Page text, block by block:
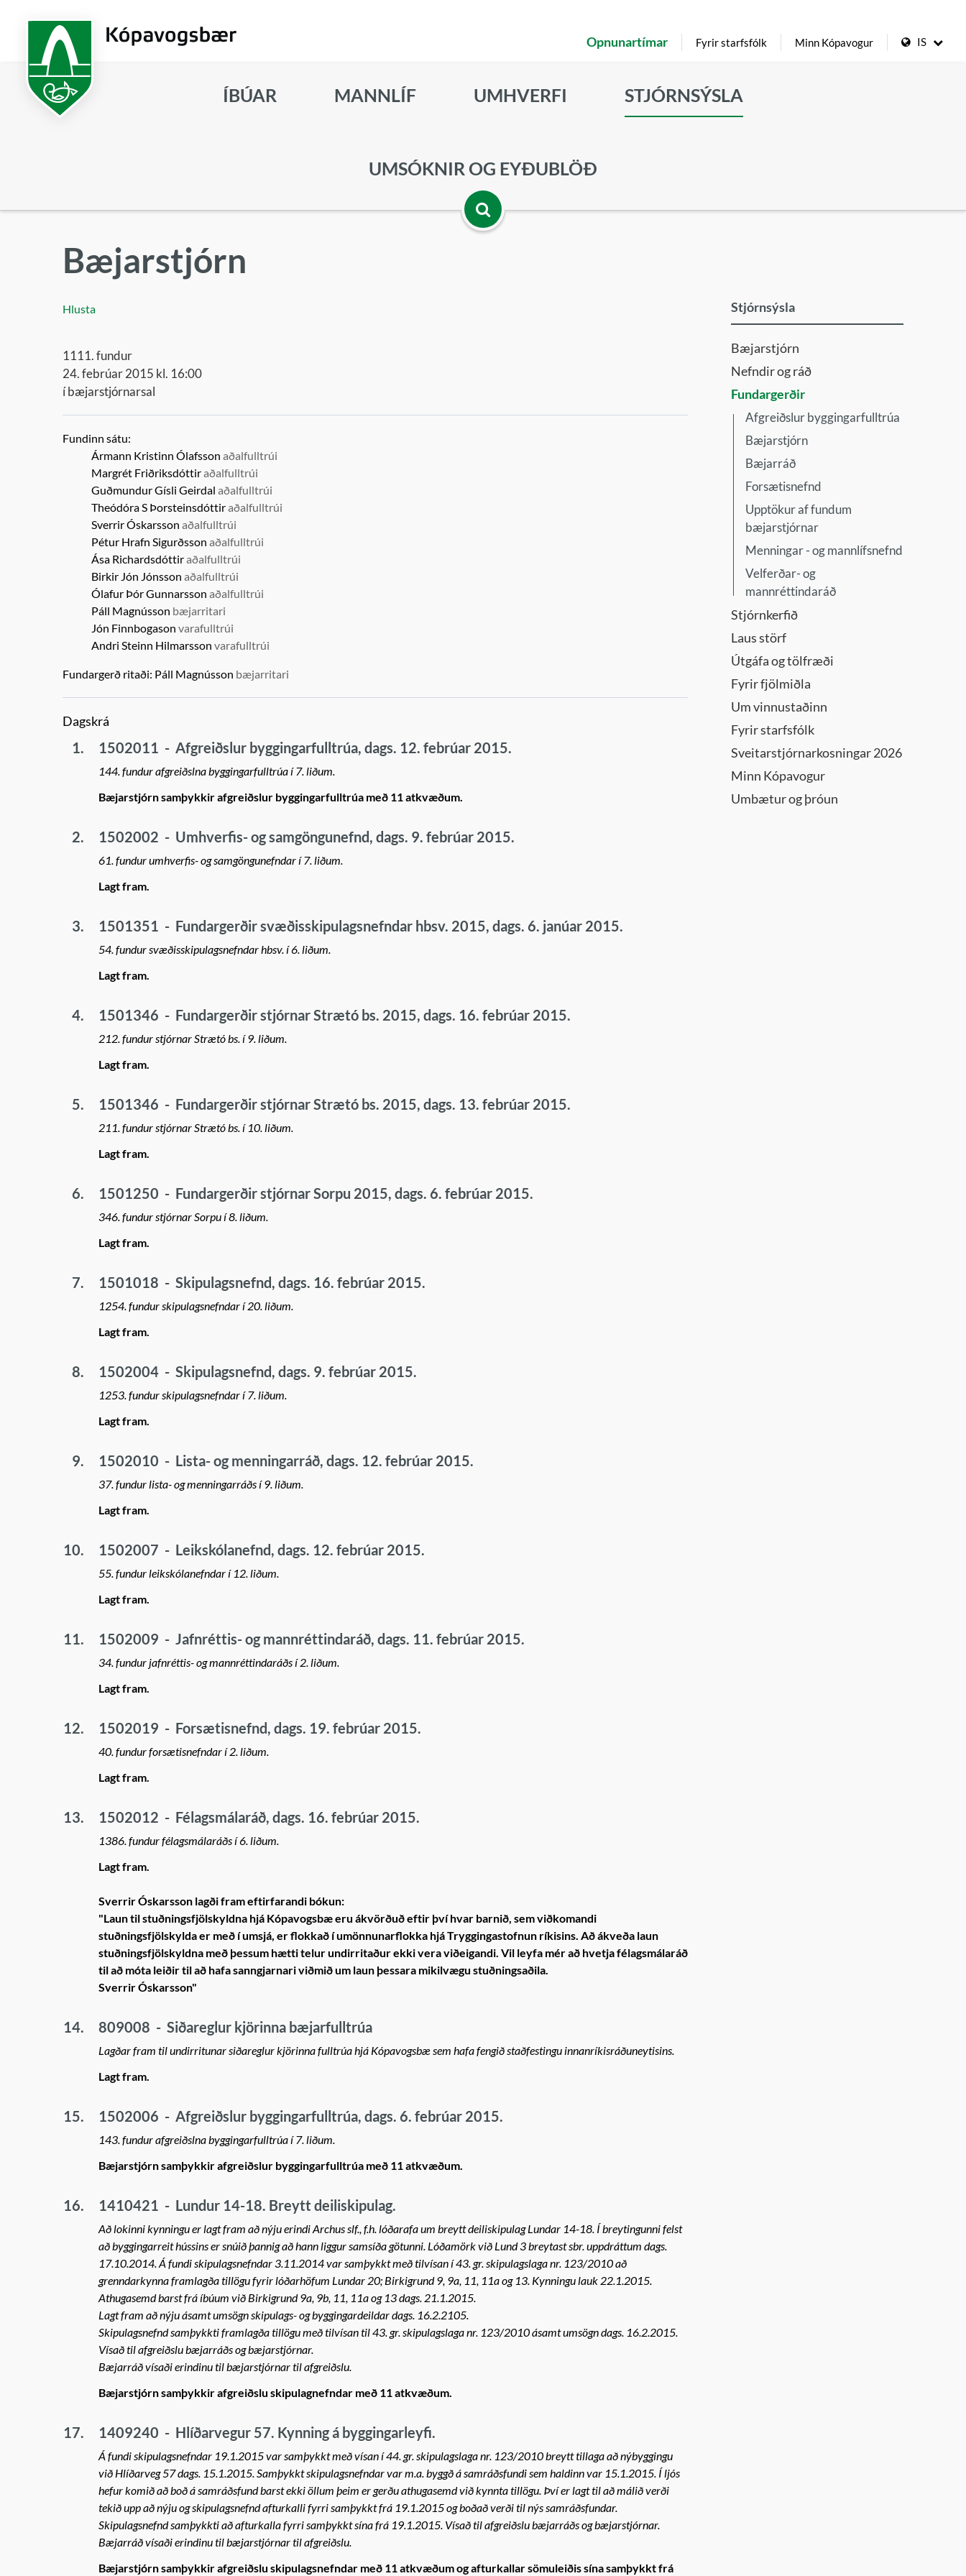
ÍBÚAR MANNLÍF UMHVERFI STJÓRNSÝSLA
UMSÓKNIR OG EYÐUBLÖÐ
Opna
Opnunartímar Fyrir starfsfólk Minn Kópavogur IS
Bæjarstjórn
Hlusta
1111. fundur
24. febrúar 2015 kl. 16:00
í bæjarstjórnarsal
Fundinn sátu:
Ármann Kristinn Ólafsson aðalfulltrúi
Margrét Friðriksdóttiraðalfulltrúi
Guðmundur Gísli Geirdal aðalfulltrúi
Theódóra S Þorsteinsdóttiraðalfulltrúi
Sverrir Óskarsson aðalfulltrúi
Pétur Hrafn Sigurðsson aðalfulltrúi
Ása Richardsdóttiraðalfulltrúi
Birkir Jón Jónsson aðalfulltrúi
Ólafur Þór Gunnarsson aðalfulltrúi
Páll Magnússon bæjarritari
Jón Finnbogason varafulltrúi
Andri Steinn Hilmarsson varafulltrúi
Fundargerð ritaði: Páll Magnússon bæjarritari
Dagskrá
1. 1502011 - Afgreiðslur byggingarfulltrúa, dags. 12. febrúar 2015.
144. fundur afgreiðslna byggingarfulltrúa í 7. liðum.
Bæjarstjórn samþykkir afgreiðslur byggingarfulltrúa með 11 atkvæðum.
2. 1502002 - Umhverfis- og samgöngunefnd, dags. 9. febrúar 2015.
61. fundur umhverfis- og samgöngunefndar í 7. liðum.
Lagt fram.
3. 1501351 - Fundargerðir svæðisskipulagsnefndar hbsv. 2015, dags. 6. janúar 2015.
54. fundur svæðisskipulagsnefndar hbsv. í 6. liðum.
Lagt fram.
4. 1501346 - Fundargerðir stjórnar Strætó bs. 2015, dags. 16. febrúar 2015.
212. fundur stjórnar Strætó bs. í 9. liðum.
Lagt fram.
5. 1501346 - Fundargerðir stjórnar Strætó bs. 2015, dags. 13. febrúar 2015.
211. fundur stjórnar Strætó bs. í 10. liðum.
Lagt fram.
6. 1501250 - Fundargerðir stjórnar Sorpu 2015, dags. 6. febrúar 2015.
346. fundur stjórnar Sorpu í 8. liðum.
Lagt fram.
7. 1501018 - Skipulagsnefnd, dags. 16. febrúar 2015.
1254. fundur skipulagsnefndar í 20. liðum.
Lagt fram.
8. 1502004 - Skipulagsnefnd, dags. 9. febrúar 2015.
1253. fundur skipulagsnefndar í 7. liðum.
Lagt fram.
9. 1502010 - Lista- og menningarráð, dags. 12. febrúar 2015.
37. fundur lista- og menningarráðs í 9. liðum.
Lagt fram.
10. 1502007 - Leikskólanefnd, dags. 12. febrúar 2015.
55. fundur leikskólanefndar í 12. liðum.
Lagt fram.
11. 1502009 - Jafnréttis- og mannréttindaráð, dags. 11. febrúar 2015.
34. fundur jafnréttis- og mannréttindaráðs í 2. liðum.
Lagt fram.
12. 1502019 - Forsætisnefnd, dags. 19. febrúar 2015.
40. fundur forsætisnefndar í 2. liðum.
Lagt fram.
13. 1502012 - Félagsmálaráð, dags. 16. febrúar 2015.
1386. fundur félagsmálaráðs í 6. liðum.
Lagt fram.
Sverrir Óskarsson lagði fram eftirfarandi bókun:
"Laun til stuðningsfjölskyldna hjá Kópavogsbæ eru ákvörðuð eftir því hvar barnið, sem viðkomandi
stuðningsfjölskylda er með í umsjá, er flokkað í umönnunarflokka hjá Tryggingastofnun ríkisins. Að ákveða laun
stuðningsfjölskyldna með þessum hætti telur undirritaður ekki vera viðeigandi. Vil leyfa mér að hvetja félagsmálaráð
til að móta leiðir til að hafa sanngjarnari viðmið um laun þessara mikilvægu stuðningsaðila.
Sverrir Óskarsson"
14. 809008 - Siðareglur kjörinna bæjarfulltrúa
Lagðar fram til undirritunar siðareglur kjörinna fulltrúa hjá Kópavogsbæ sem hafa fengið staðfestingu innanríkisráðuneytisins.
Lagt fram.
15. 1502006 - Afgreiðslur byggingarfulltrúa, dags. 6. febrúar 2015.
143. fundur afgreiðslna byggingarfulltrúa í 7. liðum.
Bæjarstjórn samþykkir afgreiðslur byggingarfulltrúa með 11 atkvæðum.
16. 1410421 - Lundur 14-18. Breytt deiliskipulag.
Að lokinni kynningu er lagt fram að nýju erindi Archus slf., f.h. lóðarafa um breytt deiliskipulag Lundar 14-18. Í breytingunni felst
að byggingarreit hússins er snúið þannig að hann liggur samsíða götunni. Lóðamörk við Lund 3 breytast sbr. uppdráttum dags.
17.10.2014. Á fundi skipulagsnefndar 3.11.2014 var samþykkt með tilvísan í 43. gr. skipulagslaga nr. 123/2010 að
grenndarkynna framlagða tillögu fyrir lóðarhöfum Lundar 20; Birkigrund 9, 9a, 11, 11a og 13. Kynningu lauk 22.1.2015.
Athugasemd barst frá íbúum við Birkigrund 9a, 9b, 11, 11a og 13 dags. 21.1.2015.
Lagt fram að nýju ásamt umsögn skipulags- og byggingardeildar dags. 16.2.2105.
Skipulagsnefnd samþykkti framlagða tillögu með tilvísan til 43. gr. skipulagslaga nr. 123/2010 ásamt umsögn dags. 16.2.2015.
Vísað til afgreiðslu bæjarráðs og bæjarstjórnar.
Bæjarráð vísaði erindinu til bæjarstjórnar til afgreiðslu.
Bæjarstjórn samþykkir afgreiðslu skipulagnefndar með 11 atkvæðum.
17. 1409240 - Hlíðarvegur 57. Kynning á byggingarleyfi.
Á fundi skipulagsnefndar 19.1.2015 var samþykkt með vísan í 44. gr. skipulagslaga nr. 123/2010 breytt tillaga að nýbyggingu
við Hlíðarveg 57 dags. 15.1.2015. Samþykkt skipulagsnefndar var m.a. byggð á samráðsfundi sem haldinn var 15.1.2015. Í ljós
hefur komið að boð á samráðsfund barst ekki öllum þeim er gerðu athugasemd við kynnta tillögu. Því er lagt til að málið verði
tekið upp að nýju og skipulagsnefnd afturkalli fyrri samþykkt frá 19.1.2015 og boðað verði til nýs samráðsfundar.
Skipulagsnefnd samþykkti að afturkalla fyrri samþykkt sína frá 19.1.2015. Vísað til afgreiðslu bæjarráðs og bæjarstjórnar.
Bæjarráð vísaði erindinu til bæjarstjórnar til afgreiðslu.
Bæjarstjórn samþykkir afgreiðslu skipulagsnefndar með 11 atkvæðum og afturkallar sömuleiðis sína samþykkt frá
Stjórnsýsla
Bæjarstjórn
Nefndir og ráð
Fundargerðir
Afgreiðslur byggingarfulltrúa
Bæjarstjórn
Bæjarráð
Forsætisnefnd
Upptökur af fundum
bæjarstjórnar
Menningar - og mannlífsnefnd
Velferðar- og
mannréttindaráð
Stjórnkerfið
Laus störf
Útgáfa og tölfræði
Fyrir fjölmiðla
Um vinnustaðinn
Fyrir starfsfólk
Sveitarstjórnarkosningar 2026
Minn Kópavogur
Umbætur og þróun